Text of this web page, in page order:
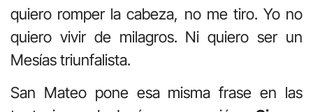
quiero romper la cabeza, no me tiro. Yo no
quiero vivir de milagros. Ni quiero ser un
Mesías triunfalista.
San Mateo pone esa misma frase en las